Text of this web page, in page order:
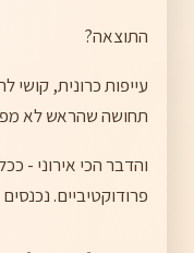
התוצאה?
עייפות כרונית,
תחושה שהראש לא
והדבר הכי אירוני -
פרודוקטיביים.